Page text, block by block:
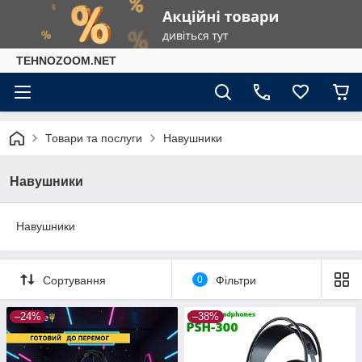
TEHNOZOOM.NET
Товари та послуги Навушники
Навушники
Навушники
Сортування 0 Фільтри
–24% –38%